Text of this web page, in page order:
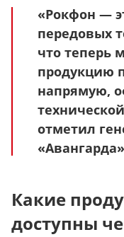
«Рокфон —
передовых
что теперь
продукцию
напрямую,
отметил
Какие
доступны